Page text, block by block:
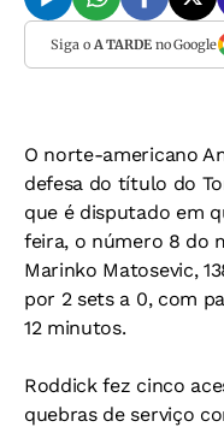
Siga o A TARDEno Google
O norte-americano
defesa do título do
que é disputado em
feira, o número 8 do
Marinko Matosevic,
por 2 sets a 0, com
12 minutos.
Roddick fez cinco
quebras de serviço